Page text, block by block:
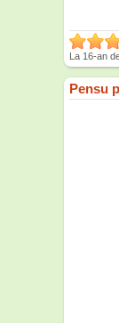
La 16-an
Pensu